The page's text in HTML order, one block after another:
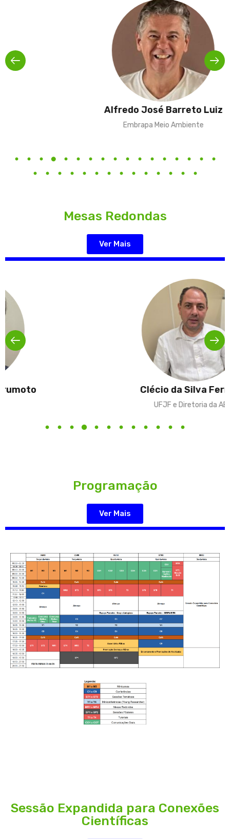
Alfredo José Barreto Luiz
Embrapa Meio Ambiente
Mesas Redondas
Ver Mais
Clécio da Silva Ferreira
Programação
Ver Mais
Sessão Expandida para Conexões
Científicas